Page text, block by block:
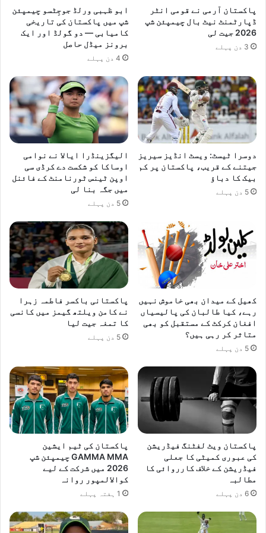
پاکستان آرمی نے قومی انٹر
ڈپارٹمنٹ نیٹ بال چیمپئن شپ
2026 جیت لی
3 دن پہلے
ابو ظہبی ورلڈ جوجِٹسو چیمپئن
شپ میں پاکستان کی تاریخی
کامیابی — دو گولڈ اور ایک
برونز میڈل حاصل
4 دن پہلے
دوسرا ٹیسٹ: ویسٹ انڈیز سیریز
جیتنے کے قریب، پاکستان پر کم
بیک کا دباؤ
5 دن پہلے
الیگزینڈرا ایالا نے نوامی
اوساکا کو شکست دے کرڈی سی
اوپن ٹینس ٹورنامنٹ کے فائنل
میں جگہ بنا لی
5 دن پہلے
کھیل کے میدان بھی خاموش نہیں
رہے، کیا طالبان کی پالیسیاں
افغان کرکٹ کے مستقبل کو بھی
متاثر کر رہی ہیں؟
5 دن پہلے
پاکستانی باکسر فاطمہ زہرا
نے کامن ویلتھ گیمز میں کانسی
کا تمغہ جیت لیا
5 دن پہلے
پاکستان ویٹ لفٹنگ فیڈریشن
کی عبوری کمیٹی کا جعلی
فیڈریشن کے خلاف کارروائی کا
مطالبہ
6 دن پہلے
پاکستان کی ٹیم ایشین
GAMMA MMA چیمپئن شپ
2026 میں شرکت کے لیے
کوالالمپور روانہ
1 ہفتہ پہلے